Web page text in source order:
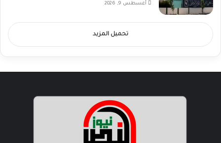
أغسطس 9, 2026
تحميل المزيد